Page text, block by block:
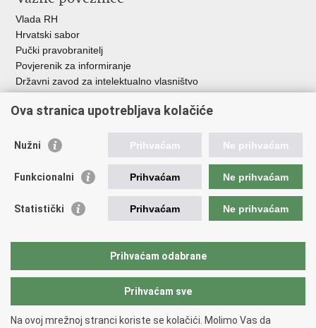
Vlada RH
Hrvatski sabor
Pučki pravobranitelj
Povjerenik za informiranje
Državni zavod za intelektualno vlasništvo
HAKOM
Ostale poveznice
Hrvatski audiovizualni centar
Creative Europe
EU National Institutes for Culture
Međunarodni centar za podvodnu arheologiju u Zadru (MCPA)
Ova stranica upotrebljava kolačiće
Nužni Prihvaćam Ne prihvaćam
Funkcionalni Prihvaćam Ne prihvaćam
Statistički Prihvaćam Ne prihvaćam
Prihvaćam odabrane
Prihvaćam sve
Na ovoj mrežnoj stranci koriste se kolačići. Molimo Vas da